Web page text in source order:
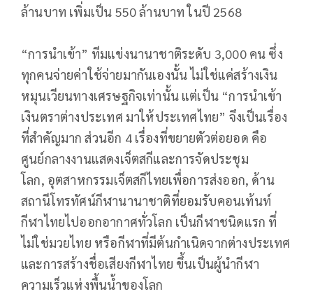
ล้านบาท เพิ่มเป็น 550 ล้านบาท ในปี 2568
“การนำเข้า” ทีมแข่งนานาชาติระดับ 3,000 คน ซึ่ง
ทุกคนจ่ายค่าใช้จ่ายมากันเองนั้น ไม่ใช่แค่สร้างเงิน
หมุนเวียนทางเศรษฐกิจเท่านั้น แต่เป็น “การนำเข้า
เงินตราต่างประเทศ มาให้ประเทศไทย” จึงเป็นเรื่อง
ที่สำคัญมาก ส่วนอีก 4 เรื่องที่ขยายตัวต่อยอด คือ
ศูนย์กลางงานแสดงเจ็ตสกีและการจัดประชุม
โลก, อุตสาหกรรมเจ็ตสกีไทยเพื่อการส่งออก, ด้าน
สถานีโทรทัศน์กีฬานานาชาติที่ยอมรับคอนเท้นท์
กีฬาไทยไปออกอากาศทั่วโลก เป็นกีฬาชนิดแรก ที่
ไม่ใช่มวยไทย หรือกีฬาที่มีต้นกำเนิดจากต่างประเทศ
และการสร้างชื่อเสียงกีฬาไทย ขึ้นเป็นผู้นำกีฬา
ความเร็วแห่งพื้นน้ำของโลก